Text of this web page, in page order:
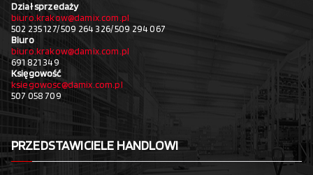
Dział sprzedaży
biuro.krakow@damix.com.pl
502 235 127/ 509 264 326/ 509 294 067
Biuro
biuro.krakow@damix.com.pl
691 821 349
Księgowość
ksiegowosc@damix.com.pl
507 058 709
PRZEDSTAWICIELE HANDLOWI